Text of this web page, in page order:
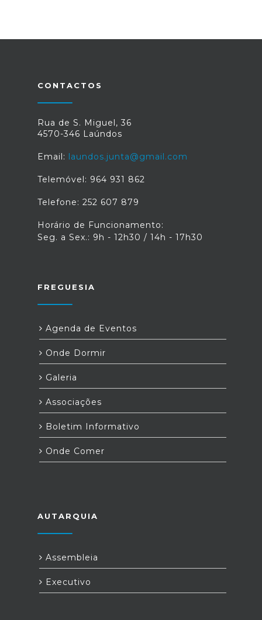
CONTACTOS
Rua de S. Miguel, 36
4570-346 Laúndos
Email: laundos.junta@gmail.com
Telemóvel: 964 931 862
Telefone: 252 607 879
Horário de Funcionamento:
Seg. a Sex.: 9h - 12h30 / 14h - 17h30
FREGUESIA
Agenda de Eventos
Onde Dormir
Galeria
Associações
Boletim Informativo
Onde Comer
AUTARQUIA
Assembleia
Executivo